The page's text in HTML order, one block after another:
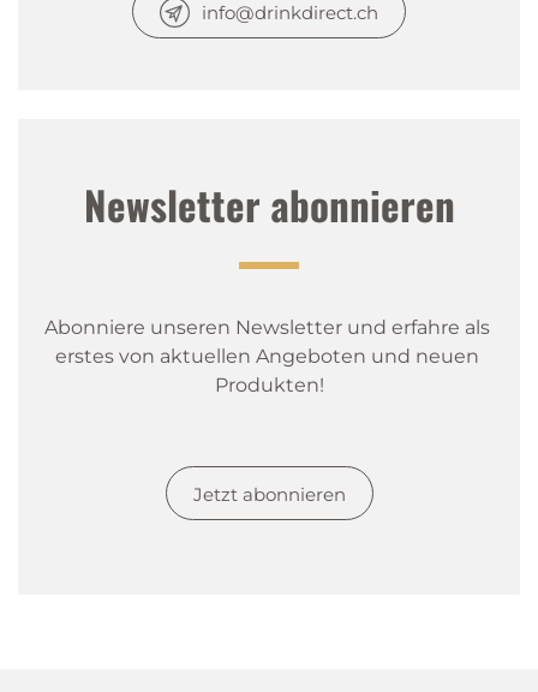
info@drinkdirect.ch
Newsletter abonnieren
Abonniere unseren Newsletter und erfahre als
erstes von aktuellen Angeboten und neuen
Produkten!
Jetzt abonnieren